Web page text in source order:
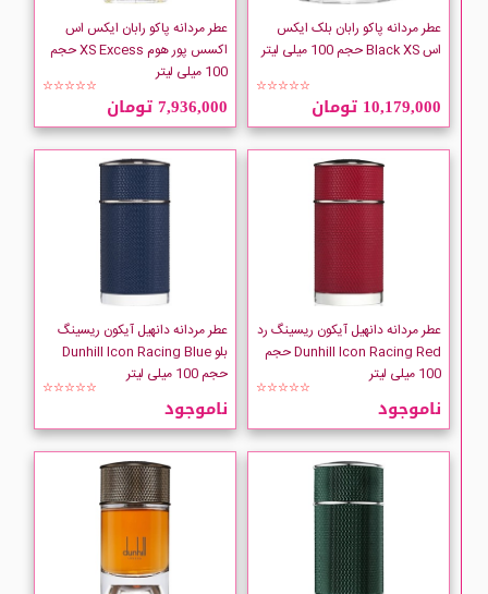
Carolina-Herrera
Caron
Cartier
CHAUGAN
Chloe
Clinique
CLIVEN
COCO CHANEL
COMME des GARCONS
CoSTUME NATIONAL
عطر مردانه پاکو رابان بلک ایکس
اس Black XS حجم 100 میلی لیتر
☆☆☆☆☆
10,179,000 تومان
عطر مردانه پاکو رابان ایکس اس
اکسس پور هوم XS Excess حجم
100 میلی لیتر
☆☆☆☆☆
7,936,000 تومان
عطر مردانه دانهیل آیکون ریسینگ رد
Dunhill Icon Racing Red حجم
100 میلی لیتر
☆☆☆☆☆
ناموجود
عطر مردانه دانهیل آیکون ریسینگ
بلو Dunhill Icon Racing Blue
حجم 100 میلی لیتر
☆☆☆☆☆
ناموجود